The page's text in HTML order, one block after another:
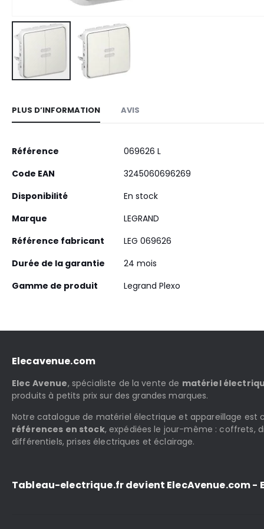
the
the
images
PLUS D’INFORMATION
Plus
Référence
069626 L
Code EAN
3245060696269
Disponibilité
En stock
Marque
LEGRAND
Référence fabricant
LEG 069626
Durée de la garantie
24 mois
Gamme de produit
Legrand Plexo
AVIS
Elecavenue.com
Elec Avenue, spécialiste de la vente de matériel
produits à petits prix sur des grandes marques.
Notre catalogue de matériel électrique et appareillage est
références en stock, expédiées le jour-même : coffrets,
différentiels, prises électriques et éclairage.
Tableau-electrique.fr devient ElecAvenue.com -